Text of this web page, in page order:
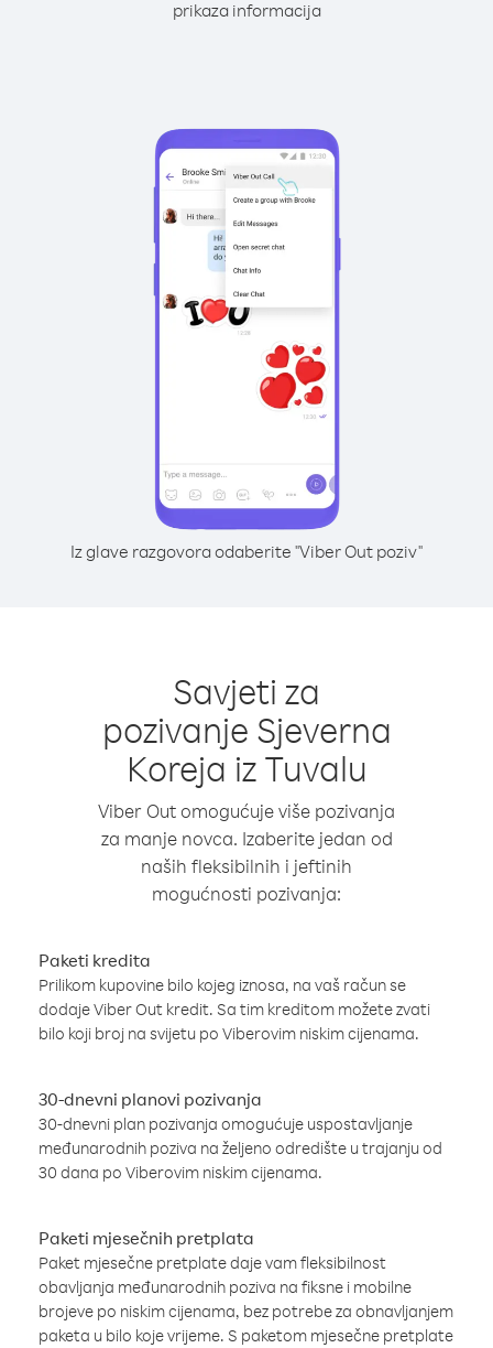
prikaza informacija
Iz glave razgovora odaberite "Viber Out poziv"
Savjeti za
pozivanje Sjeverna
Koreja iz Tuvalu
Viber Out omogućuje više pozivanja
za manje novca. Izaberite jedan od
naših fleksibilnih i jeftinih
mogućnosti pozivanja:
Paketi kredita
Prilikom kupovine bilo kojeg iznosa, na vaš račun se
dodaje Viber Out kredit. Sa tim kreditom možete zvati
bilo koji broj na svijetu po Viberovim niskim cijenama.
30-dnevni planovi pozivanja
30-dnevni plan pozivanja omogućuje uspostavljanje
međunarodnih poziva na željeno odredište u trajanju od
30 dana po Viberovim niskim cijenama.
Paketi mjesečnih pretplata
Paket mjesečne pretplate daje vam fleksibilnost
obavljanja međunarodnih poziva na fiksne i mobilne
brojeve po niskim cijenama, bez potrebe za obnavljanjem
paketa u bilo koje vrijeme. S paketom mjesečne pretplate